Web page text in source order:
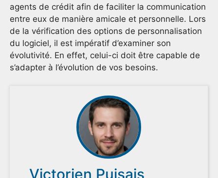
agents de crédit afin de faciliter la communication
entre eux de manière amicale et personnelle. Lors
de la vérification des options de personnalisation
du logiciel, il est impératif d’examiner son
évolutivité. En effet, celui-ci doit être capable de
s’adapter à l’évolution de vos besoins.
Victorien Puisais